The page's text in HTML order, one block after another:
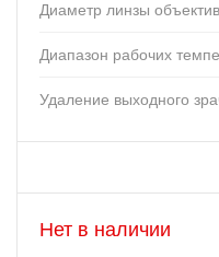
Диаметр линзы
Диапазон рабочих
Удаление выходного
Нет в наличии